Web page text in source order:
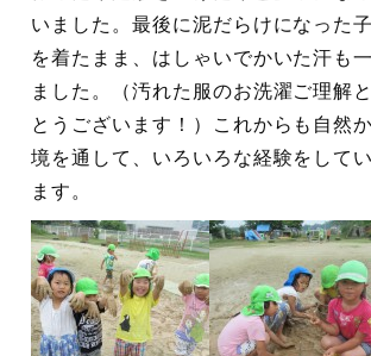
いました。最後に泥だらけになった
を着たまま、はしゃいでかいた汗も
ました。（汚れた服のお洗濯ご理解
とうございます！）これからも自然
境を通して、いろいろな経験をして
ます。